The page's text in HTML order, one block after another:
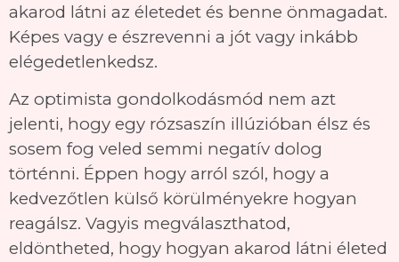
akarod látni az életedet és benne önmagadat.
Képes vagy e észrevenni a jót vagy inkább
elégedetlenkedsz.
Az optimista gondolkodásmód nem azt
jelenti, hogy egy rózsaszín illúzióban élsz és
sosem fog veled semmi negatív dolog
történni. Éppen hogy arról szól, hogy a
kedvezőtlen külső körülményekre hogyan
reagálsz. Vagyis megválaszthatod,
eldöntheted, hogy hogyan akarod látni életed